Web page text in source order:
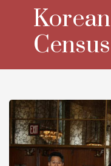
Korean
Census